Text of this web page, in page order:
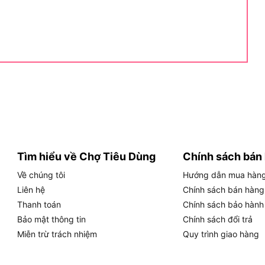
đơn giản tại nhà như lắp đặt đèn, thay ổ cắm
đặc điểm gì nổi bật và sở hữu những tính năng gì
đáo và các đặc điểm vượt trội, đáp ứng nhu cầu
Tìm hiểu về Chợ Tiêu Dùng
Về chúng tôi
Liên hệ
Thanh toán
Bảo mật thông tin
Miễn trừ trách nhiệm
Chính sách bán
Hướng dẫn mua
Chính sách bán hàng
Chính sách bảo hành
Chính sách đổi trả
Quy trình giao hàng